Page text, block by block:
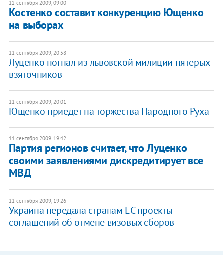
12 сентября 2009, 09:00
Костенко составит конкуренцию Ющенко
на выборах
11 сентября 2009, 20:58
Луценко погнал из львовской милиции пятерых
взяточников
11 сентября 2009, 20:01
Ющенко приедет на торжества Народного Руха
11 сентября 2009, 19:42
Партия регионов считает, что Луценко
своими заявлениями дискредитирует все
МВД
11 сентября 2009, 19:26
Украина передала странам ЕС проекты
соглашений об отмене визовых сборов